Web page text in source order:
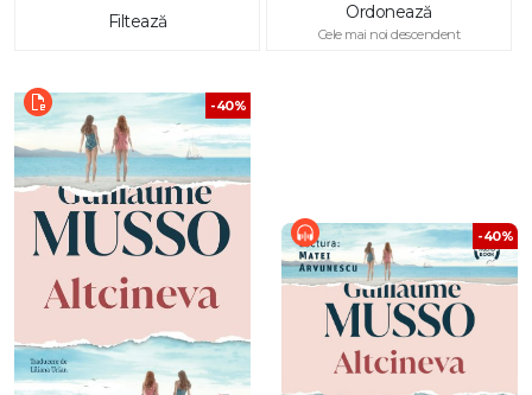
Filtează Ordonează
Cele mai noi descendent
-40%
-40%